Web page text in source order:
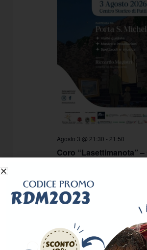
Coro “Lasettimanota”
Agosto 3 @ 21:30 - 21:50
Ex Convento San Francesco
Cappellini 27, Patti, Italy
Gratuito
LUN